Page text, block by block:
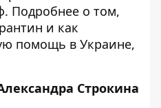
. Подробнее о том,
и как
помощь в Украине,
Строкина